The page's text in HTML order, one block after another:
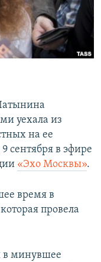
уехала из
на ее
сентября в эфире
«Эхо Москвы».
время в
провела
в минувшее